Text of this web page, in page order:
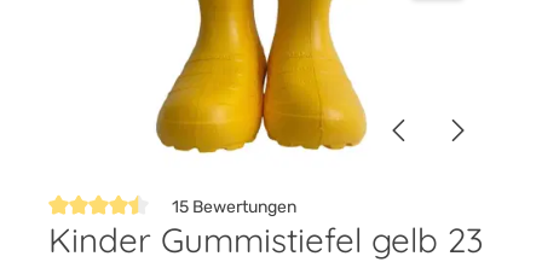
Durchschnittliche Bewertung von 4.4 von 5 Sternen
15 Bewertungen
Kinder Gummistiefel gelb 23